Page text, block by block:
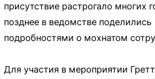
присутствие растрогало многих
позднее в ведомстве поделились
подробностями о мохнатом
Для участия в мероприятии